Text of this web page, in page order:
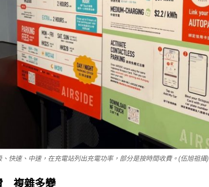
、快速、中速，在充電站列出充電功率，部分是按時間收費。(伍旭祖攝)
複雜多變